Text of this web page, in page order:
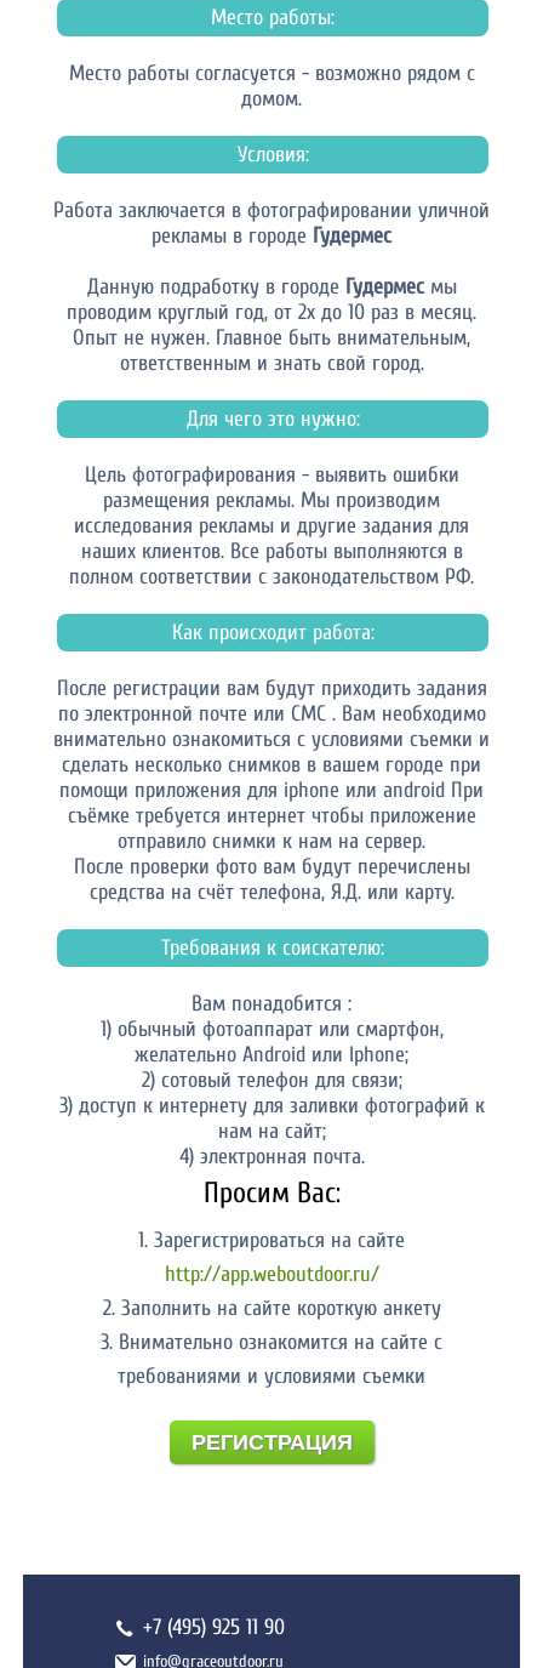
Место работы:
Место работы согласуется - возможно рядом с
домом.
Условия:
Работа заключается в фотографировании уличной
рекламы в городе Гудермес
Данную подработку в городе Гудермесмы
проводим круглый год, от 2х до 10 раз в месяц.
Опыт не нужен. Главное быть внимательным,
ответственным и знать свой город.
Для чего это нужно:
Цель фотографирования - выявить ошибки
размещения рекламы. Мы производим
исследования рекламы и другие задания для
наших клиентов. Все работы выполняются в
полном соответствии с законодательством РФ.
Как происходит работа:
После регистрации вам будут приходить задания
по электронной почте или СМС . Вам необходимо
внимательно ознакомиться с условиями съемки и
сделать несколько снимков в вашем городе при
помощи приложения для iphone или android При
съёмке требуется интернет чтобы приложение
отправило снимки к нам на сервер.
После проверки фото вам будут перечислены
средства на счёт телефона, Я.Д. или карту.
Требования к соискателю:
Вам понадобится :
1) обычный фотоаппарат или смартфон,
желательно Android или Iphone;
2) сотовый телефон для связи;
3) доступ к интернету для заливки фотографий к
нам на сайт;
4) электронная почта.
Просим Вас:
1. Зарегистрироваться на сайте
http://app.weboutdoor.ru/
2. Заполнить на сайте короткую анкету
3. Внимательно ознакомится на сайте с
требованиями и условиями съемки
РЕГИСТРАЦИЯ
+7 (495) 925 11 90
info@graceoutdoor.ru